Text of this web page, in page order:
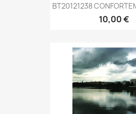
BT20121238
10,00 €